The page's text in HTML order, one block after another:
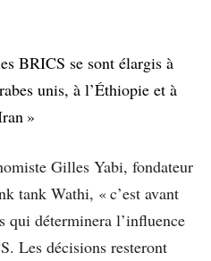
BRICS se sont élargis à
unis, à l’Éthiopie et à
»
Gilles Yabi, fondateur
tank Wathi, « c’est avant
qui déterminera l’influence
Les décisions resteront